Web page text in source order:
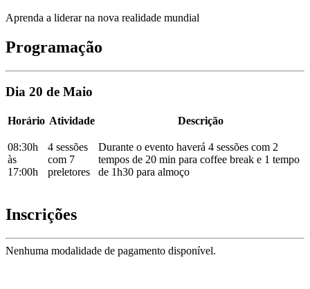
Aprenda a liderar na nova realidade mundial
Programação
Dia 20 de Maio
Horário Atividade Descrição
08:30h
às
17:00h
4 sessões
com 7
preletores
Durante o evento haverá 4 sessões com 2
tempos de 20 min para coffee break e 1 tempo
de 1h30 para almoço
Inscrições
Nenhuma modalidade de pagamento disponível.